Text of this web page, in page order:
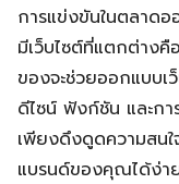
การแข่งขันในตลาด
มีเว็บไซต์ที่แตกต่าง
ของจะช่วยออกแบบ
ดีไซน์ ฟังก์ชัน และกา
เพียงดึงดูดความสน
แบรนด์ของคุณได้ง่า